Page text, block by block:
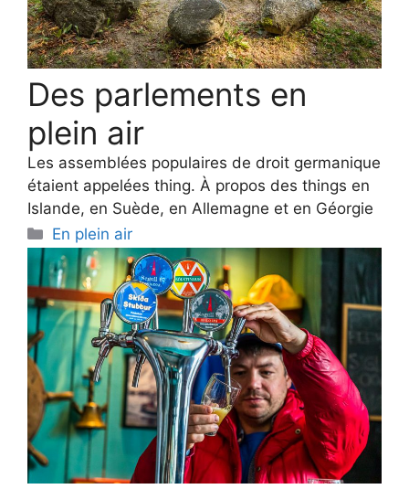
Des parlements en
plein air
Les assemblées populaires de droit germanique
étaient appelées thing. À propos des things en
Islande, en Suède, en Allemagne et en Géorgie
Categories
En plein air